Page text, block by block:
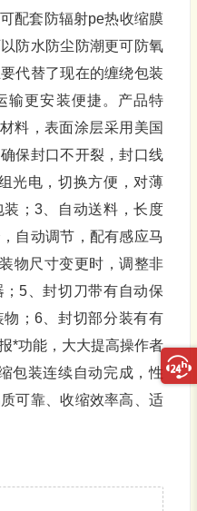
配套防辐射pe热收缩膜
防水防尘防潮更可防氧
代替了现在的缠绕包装
输更安装便捷。产品特
料，表面涂层采用美国
保封口不开裂，封口线
光电，切换方便，对薄
；3、自动送料，长度
自动调节，配有感应马
物尺寸变更时，调整非
5、封切刀带有自动保
；6、封切部分装有有
*功能，大大提高操作者
包装连续自动完成，性
可靠、收缩效率高、适